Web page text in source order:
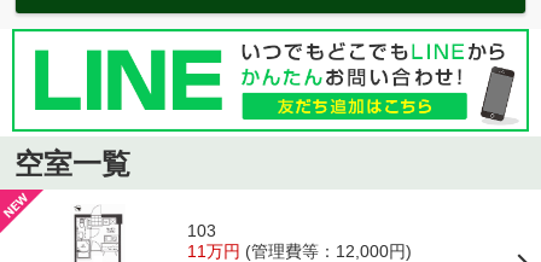
空室一覧
103
11万円 (管理費等：12,000円)